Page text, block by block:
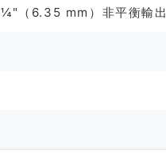
（6.35 mm）非平衡輸出